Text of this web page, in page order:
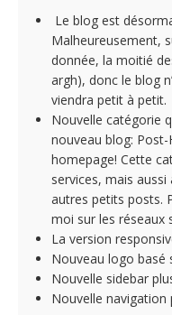
Le blog est
Malheureusement,
donnée, la moitié
argh), donc le blog
viendra petit à petit.
Nouvelle catégorie
nouveau blog: Post-
homepage! Cette
services, mais
autres petits posts.
moi sur les réseaux
La version
Nouveau logo basé
Nouvelle sidebar
Nouvelle navigation